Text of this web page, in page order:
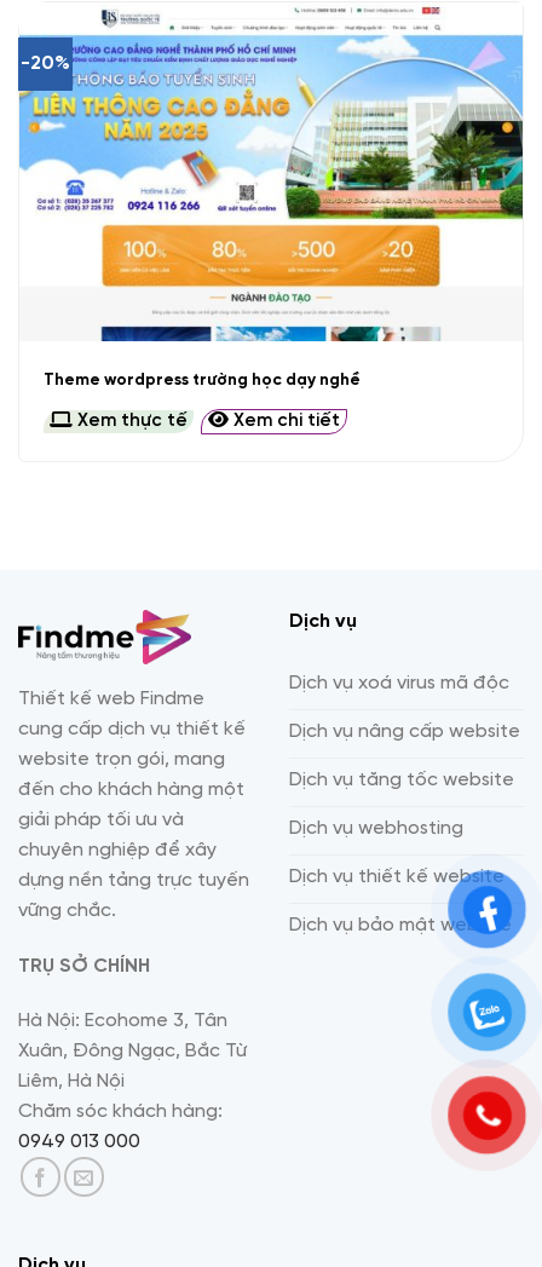
-20%
Theme wordpress trường học dạy nghề
Xem thực tế Xem chi tiết
Thiết kế web Findme
cung cấp dịch vụ thiết kế
website trọn gói, mang
đến cho khách hàng một
giải pháp tối ưu và
chuyên nghiệp để xây
dựng nền tảng trực tuyến
vững chắc.
TRỤ SỞ CHÍNH
Hà Nội: Ecohome 3, Tân
Xuân, Đông Ngạc, Bắc Từ
Liêm, Hà Nội
Chăm sóc khách hàng:
0949 013 000
Dịch vụ
Dịch vụ xoá virus mã độc
Dịch vụ nâng cấp website
Dịch vụ tăng tốc website
Dịch vụ webhosting
Dịch vụ thiết kế website
Dịch vụ bảo mật website